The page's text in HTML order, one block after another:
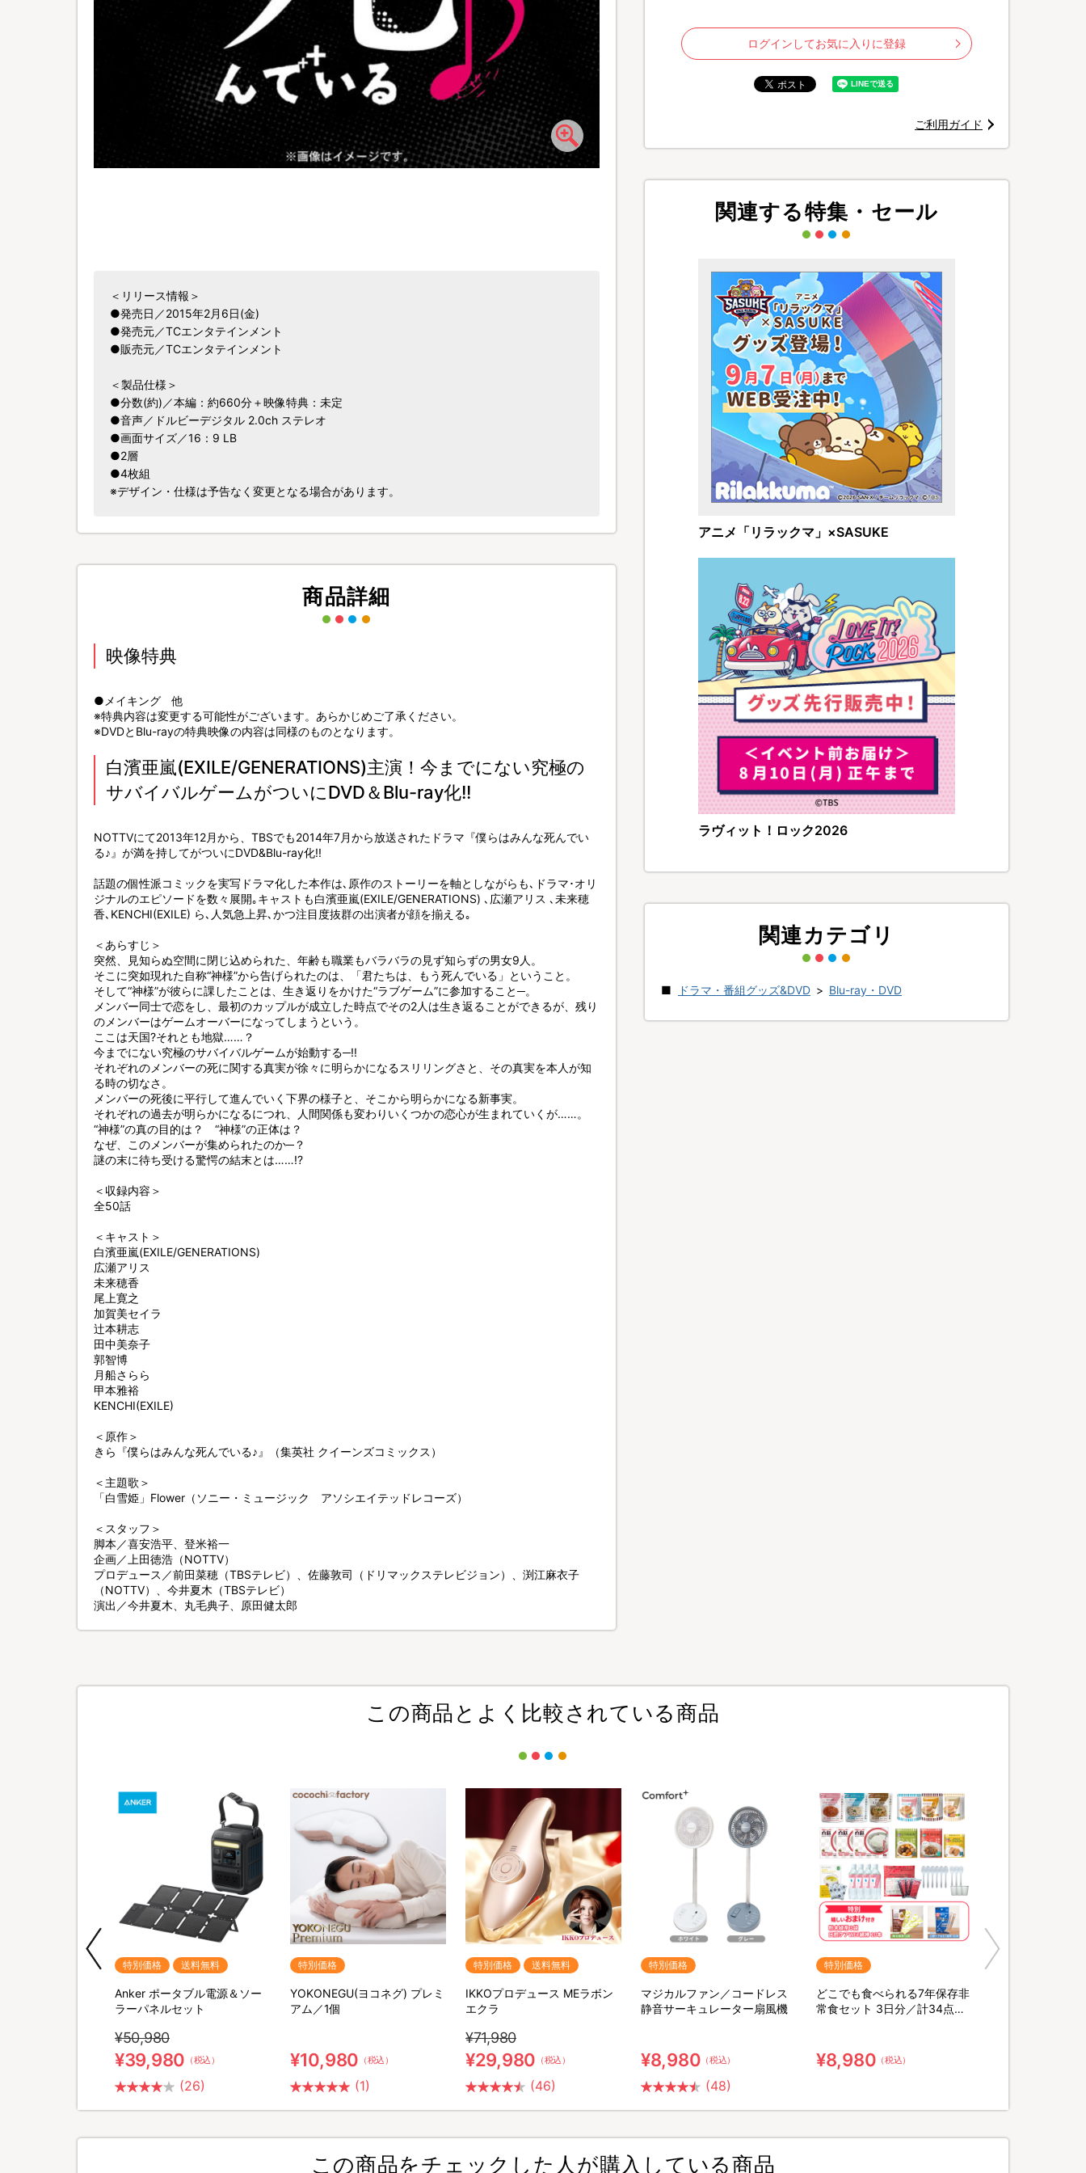
＜リリース情報＞
●発売日／2015年2月6日(金)
●発売元／TCエンタテインメント
●販売元／TCエンタテインメント
＜製品仕様＞
●分数(約)／本編：約660分＋映像特典：未定
●音声／ドルビーデジタル 2.0ch ステレオ
●画面サイズ／16：9 LB
●2層
●4枚組
※デザイン・仕様は予告なく変更となる場合があります。
商品詳細
映像特典
●メイキング 他
※特典内容は変更する可能性がございます。あらかじめご了承ください。
※DVDとBlu-rayの特典映像の内容は同様のものとなります。
白濱亜嵐(EXILE/GENERATIONS)主演！今までにない究極の
サバイバルゲームがついにDVD＆Blu-ray化!!
NOTTVにて2013年12月から、TBSでも2014年7月から放送されたドラマ『僕らはみんな死んでい
る♪』が満を持してがついにDVD&Blu-ray化!!
話題の個性派コミックを実写ドラマ化した本作は､原作のストーリーを軸としながらも､ドラマ･オリ
ジナルのエピソードを数々展開｡キャストも白濱亜嵐(EXILE/GENERATIONS) ､広瀬アリス ､未来穂
香､KENCHI(EXILE) ら､人気急上昇､かつ注目度抜群の出演者が顔を揃える｡
＜あらすじ＞
突然、見知らぬ空間に閉じ込められた、年齢も職業もバラバラの見ず知らずの男女9人。
そこに突如現れた自称“神様”から告げられたのは、「君たちは、もう死んでいる」ということ。
そして“神様”が彼らに課したことは、生き返りをかけた“ラブゲーム”に参加すること─。
メンバー同士で恋をし、最初のカップルが成立した時点でその2人は生き返ることができるが、残り
のメンバーはゲームオーバーになってしまうという。
ここは天国?それとも地獄……？
今までにない究極のサバイバルゲームが始動する─!!
それぞれのメンバーの死に関する真実が徐々に明らかになるスリリングさと、その真実を本人が知
る時の切なさ。
メンバーの死後に平行して進んでいく下界の様子と、そこから明らかになる新事実。
それぞれの過去が明らかになるにつれ、人間関係も変わりいくつかの恋心が生まれていくが……。
“神様”の真の目的は？ “神様”の正体は？
なぜ、このメンバーが集められたのか─？
謎の末に待ち受ける驚愕の結末とは……!?
＜収録内容＞
全50話
＜キャスト＞
白濱亜嵐(EXILE/GENERATIONS)
広瀬アリス
未来穂香
尾上寛之
加賀美セイラ
辻本耕志
田中美奈子
郭智博
月船さらら
甲本雅裕
KENCHI(EXILE)
＜原作＞
きら『僕らはみんな死んでいる♪』（集英社 クイーンズコミックス）
＜主題歌＞
「白雪姫」Flower（ソニー・ミュージック アソシエイテッドレコーズ）
＜スタッフ＞
脚本／喜安浩平、登米裕一
企画／上田徳浩（NOTTV）
プロデュース／前田菜穂（TBSテレビ）、佐藤敦司（ドリマックステレビジョン）、渕江麻衣子
（NOTTV）、今井夏木（TBSテレビ）
演出／今井夏木、丸毛典子、原田健太郎
ログインしてお気に入りに登録
ご利用ガイド
関連する特集・セール
アニメ「リラックマ」×SASUKE
ラヴィット！ロック2026
関連カテゴリ
ドラマ・番組グッズ&DVD > Blu-ray・DVD
この商品とよく比較されている商品
特別価格 送料無料
Anker ポータブル電源＆ソー
ラーパネルセット
¥50,980
¥39,980 （税込）
(26)
特別価格
YOKONEGU(ヨコネグ) プレミ
アム／1個
¥10,980 （税込）
(1)
特別価格 送料無料
IKKOプロデュース MEラボン
エクラ
¥71,980
¥29,980 （税込）
(46)
特別価格
マジカルファン／コードレス
静音サーキュレーター扇風機
¥8,980 （税込）
(48)
特別価格
どこでも食べられる7年保存非
常食セット 3日分／計34点セ
¥8,980 （税込）
この商品をチェックした人が購入している商品